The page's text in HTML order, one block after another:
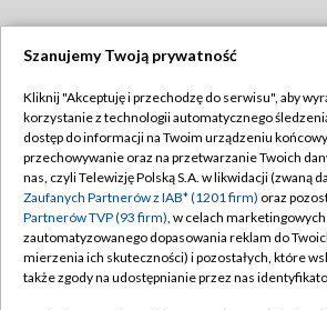
TVP
Abonament TVP
Emisja w TVP
Centrum informacji TVP
Naziemna Telewizja Cyfrowa
Regulamin TVP
Polityka
Moje zgody
Pomoc
Szanujemy Twoją prywatność
Kliknij "Akceptuję i przechodzę do serwisu", aby
korzystanie z technologii automatycznego
dostęp do informacji na Twoim urządzeniu
przechowywanie oraz na przetwarzanie Twoich
nas, czyli Telewizję Polską S.A. w likwidacji (zwaną
Zaufanych Partnerów z IAB* (1201 firm) oraz
Partnerów TVP (93 firm), w celach
zautomatyzowanego dopasowania reklam do
mierzenia ich skuteczności) i pozostałych, które
także zgody na udostępnianie przez nas